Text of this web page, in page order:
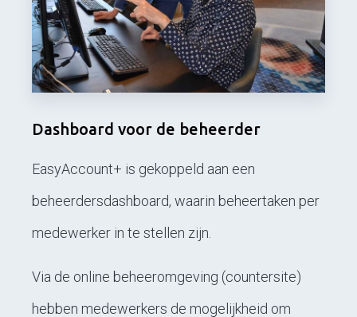
Dashboard voor de beheerder
EasyAccount+ is gekoppeld aan een
beheerdersdashboard, waarin beheertaken per
medewerker in te stellen zijn.
Via de online beheeromgeving (countersite)
hebben medewerkers de mogelijkheid om